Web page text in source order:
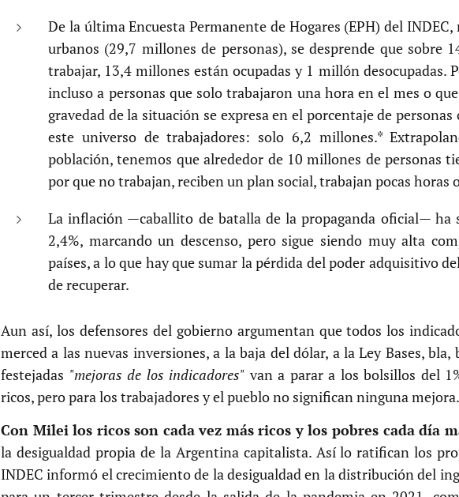
De la última Encuesta Permanente de Hogares (EPH) del
urbanos (29,7 millones de personas), se desprende que sobre
trabajar, 13,4 millones están ocupadas y 1 millón desocupadas.
incluso a personas que solo trabajaron una hora en el mes o
gravedad de la situación se expresa en el porcentaje de
este universo de trabajadores: solo 6,2 millones.*
población, tenemos que alrededor de 10 millones de personas
por que no trabajan, reciben un plan social, trabajan pocas horas
La inflación —caballito de batalla de la propaganda oficial— ha
2,4%, marcando un descenso, pero sigue siendo muy alta
países, a lo que hay que sumar la pérdida del poder adquisitivo
de recuperar.
Aun así, los defensores del gobierno argumentan que todos los
merced a las nuevas inversiones, a la baja del dólar, a la Ley Bases,
festejadas "mejoras de los indicadores" van a parar a los bolsillos del
ricos, pero para los trabajadores y el pueblo no significan ninguna mejora.
Con Milei los ricos son cada vez más ricos y los pobres cada día
la desigualdad propia de la Argentina capitalista. Así lo ratifican los
INDEC informó el crecimiento de la desigualdad en la distribución del